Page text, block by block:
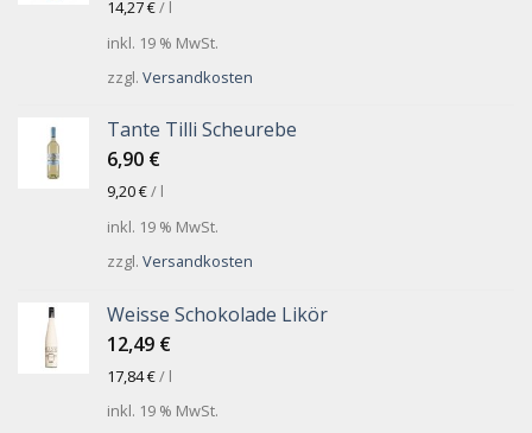
14,27€/ l
inkl. 19 % MwSt.
zzgl. Versandkosten
Tante Tilli Scheurebe
6,90 €
9,20€/ l
inkl. 19 % MwSt.
zzgl. Versandkosten
Weisse Schokolade Likör
12,49 €
17,84€/ l
inkl. 19 % MwSt.